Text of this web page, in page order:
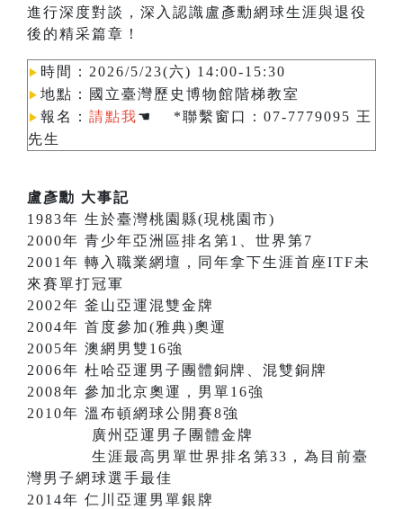
進行深度對談，深入認識盧彥勳網球生涯與退役
後的精采篇章！
▶︎ 時間：2026/5/23(六) 14:00-15:30
▶︎ 地點：國立臺灣歷史博物館階梯教室
▶︎ 報名： 請點我☚ *聯繫窗口：07-7779095 王
先生
盧彥勳 大事記
1983年 生於臺灣桃園縣(現桃園市)
2000年 青少年亞洲區排名第1、世界第7
2001年 轉入職業網壇，同年拿下生涯首座ITF未
來賽單打冠軍
2002年 釜山亞運混雙金牌
2004年 首度參加(雅典)奧運
2005年 澳網男雙16強
2006年 杜哈亞運男子團體銅牌、混雙銅牌
2008年 參加北京奧運，男單16強
2010年 溫布頓網球公開賽8強
廣州亞運男子團體金牌
生涯最高男單世界排名第33，為目前臺
灣男子網球選手最佳
2014年 仁川亞運男單銀牌